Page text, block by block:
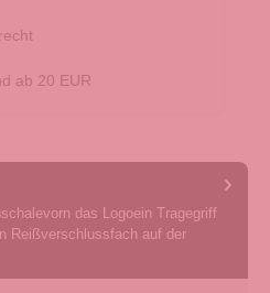
ab 20 EUR
das Logoein Tragegriff
Reißverschlussfach auf der